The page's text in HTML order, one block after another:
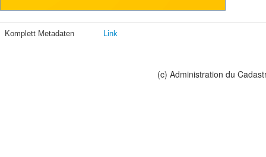
Komplett Metadaten Link
(c) Administration du